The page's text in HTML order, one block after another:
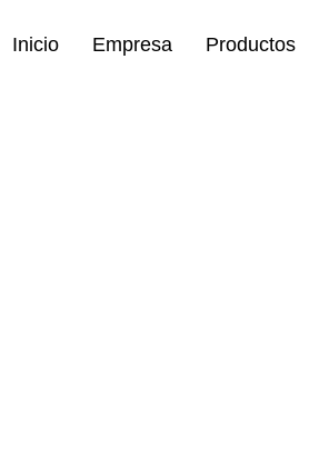
Inicio Empresa Productos